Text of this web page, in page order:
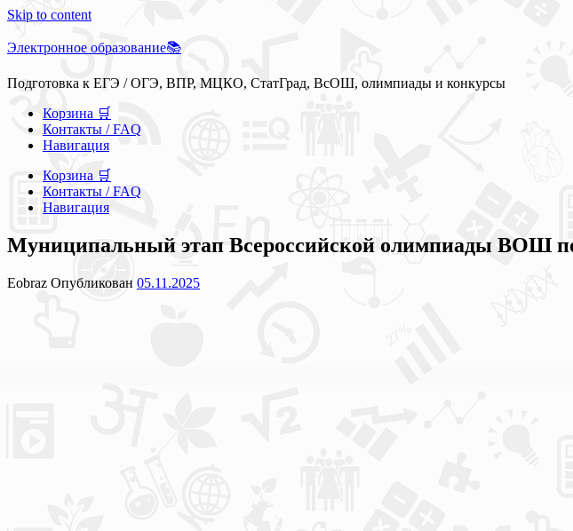
Skip to content
Электронное образование📚
Подготовка к ЕГЭ / ОГЭ, ВПР, МЦКО, СтатГрад, ВсОШ, олимпиады и конкурсы
Корзина 🛒
Контакты / FAQ
Навигация
Корзина 🛒
Контакты / FAQ
Навигация
Муниципальный этап Всероссийской олимпиады ВОШ
Eobraz Опубликован 05.11.2025